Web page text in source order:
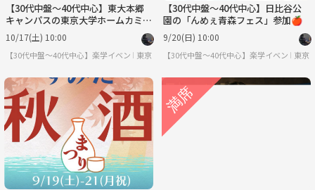
【30代中盤〜40代中心】東大本郷
キャンパスの東京大学ホームカミン
グデー見学
10/17(土) 10:00
【30代中盤〜40代中心】楽学イベント・勉強会コミュニティ
東京
【30代中盤〜40代中心】日比谷公
園の「んめぇ青森フェス」参加🍎
9/20(日) 10:00
【30代中盤〜40代中心】楽学イベント・
東京